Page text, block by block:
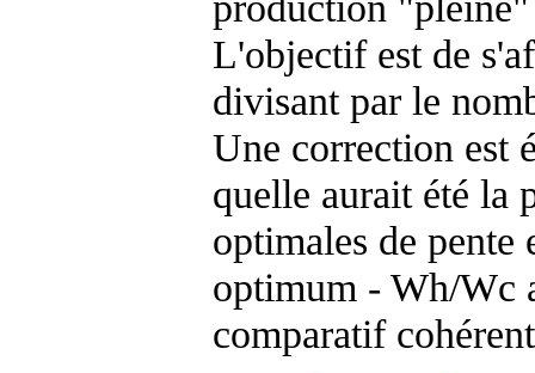
L'objectif est de
divisant par le
Une correction est
quelle aurait été la
optimales de
optimum - Wh/Wc
comparatif